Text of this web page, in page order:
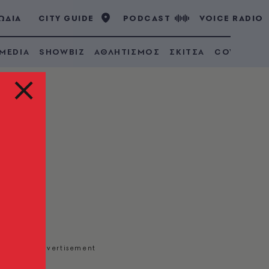
CITY GUIDE PODCAST VOICE RADIO
SHOWBIZ ΑΘΛΗΤΙΣΜΟΣ ΣΚΙΤΣΑ COVID 19